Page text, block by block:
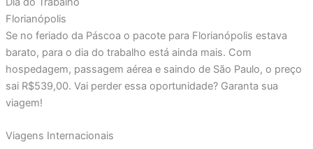
Florianópolis
Se no feriado da Páscoa o pacote para Florianópolis estava
barato, para o dia do trabalho está ainda mais. Com
hospedagem, passagem aérea e saindo de São Paulo, o preço
sai R$539,00. Vai perder essa oportunidade? Garanta sua
viagem!
Viagens Internacionais